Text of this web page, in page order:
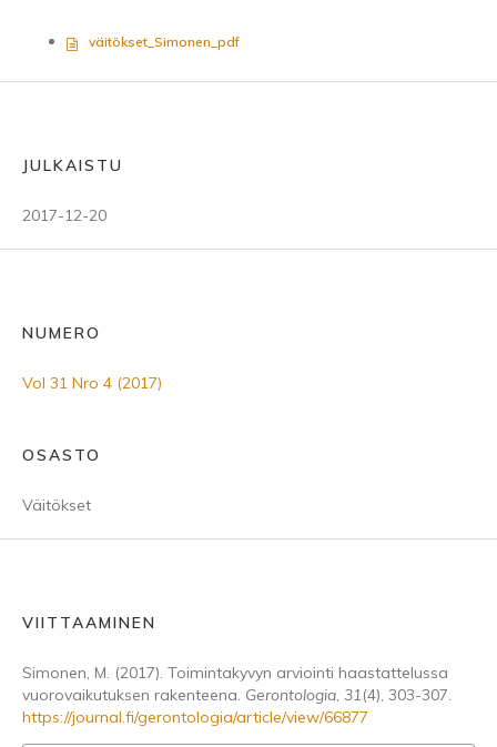
väitökset_Simonen_pdf
JULKAISTU
2017-12-20
NUMERO
Vol 31 Nro 4 (2017)
OSASTO
Väitökset
VIITTAAMINEN
Simonen, M. (2017). Toimintakyvyn arviointi haastattelussa
vuorovaikutuksen rakenteena. Gerontologia, 31(4), 303-307.
https://journal.fi/gerontologia/article/view/66877